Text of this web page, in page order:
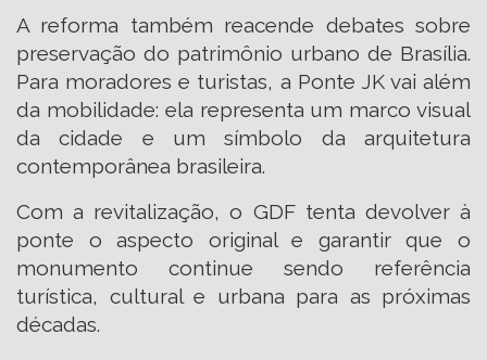
A reforma também reacende debates sobre
preservação do patrimônio urbano de Brasília.
Para moradores e turistas, a Ponte JK vai além
da mobilidade: ela representa um marco visual
da cidade e um símbolo da arquitetura
contemporânea brasileira.
Com a revitalização, o GDF tenta devolver à
ponte o aspecto original e garantir que o
monumento continue sendo referência
turística, cultural e urbana para as próximas
décadas.